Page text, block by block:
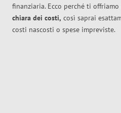
finanziaria. Ecco perché ti offriamo
chiara dei costi, così saprai
costi nascosti o spese impreviste.